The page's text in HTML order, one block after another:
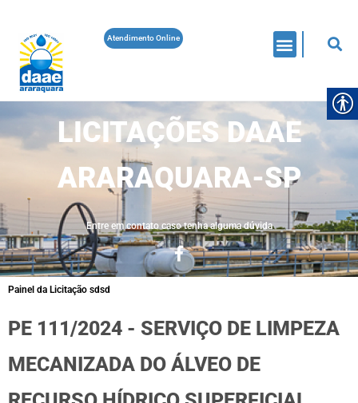
Atendimento Online
LICITAÇÕES DAAE
ARARAQUARA-SP
Entre em contato caso tenha alguma dúvida
Painel da Licitação sdsd
PE 111/2024 - SERVIÇO DE LIMPEZA
MECANIZADA DO ÁLVEO DE